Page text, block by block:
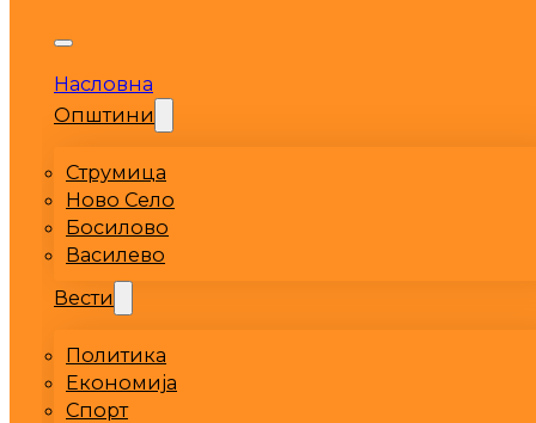
Насловна
Општини
Струмица
Ново Село
Босилово
Василево
Вести
Политика
Економија
Спорт